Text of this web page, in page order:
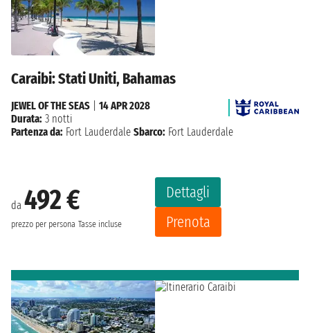
Caraibi: Stati Uniti, Bahamas
da 492 €
prezzo per persona Tasse incluse
Dettagli
Prenota
JEWEL OF THE SEAS
14 APR 2028
Durata: 3 notti
Partenza da: Fort Lauderdale Sbarco: Fort Lauderdale